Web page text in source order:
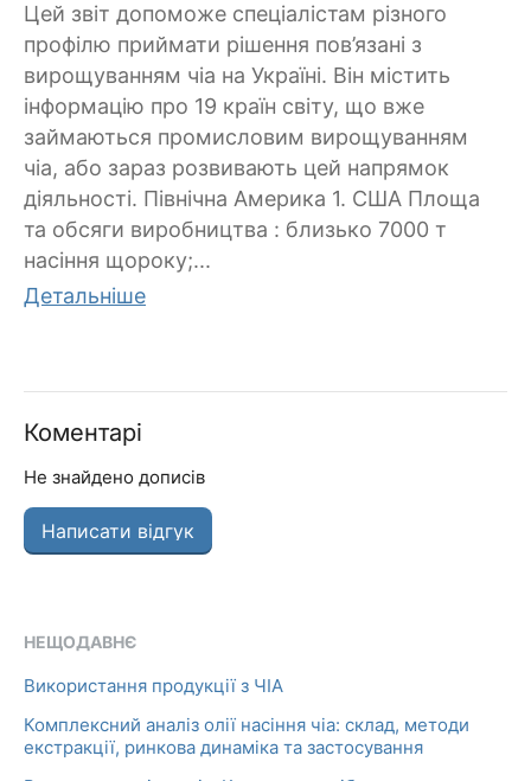
Цей звіт допоможе спеціалістам різного
профілю приймати рішення пов’язані з
вирощуванням чіа на Україні. Він містить
інформацію про 19 країн світу, що вже
займаються промисловим вирощуванням
чіа, або зараз розвивають цей напрямок
діяльності. Північна Америка 1. США Площа
та обсяги виробництва : близько 7000 т
насіння щороку;...
Детальніше
Коментарі
Не знайдено дописів
Написати відгук
НЕЩОДАВНЄ
Використання продукції з ЧІА
Комплексний аналіз олії насіння чіа: склад, методи
екстракції, ринкова динаміка та застосування